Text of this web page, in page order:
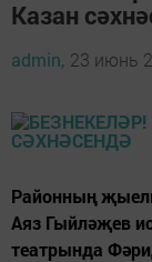
Казан
admin, 23 июнь
Районның
Аяз Гыйләҗев
театрында